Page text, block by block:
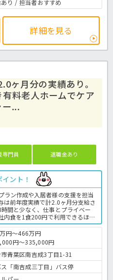
り / 担当者おすすめ
詳細を見る
ヶ月分の実績あり。
料老人ホームでケア
ー...
専門員 退職金あり
ント！
ラン作成や入居者様の支援を担当
は前年度実績で計2.0ヶ月分支給さ
間と少なく、仕事とプライベー
内食を1食200円で利用できるほ
。
円～466万円
円～335,000円
青葉区南吉成3丁目1-31
「南吉成三丁目」バス停